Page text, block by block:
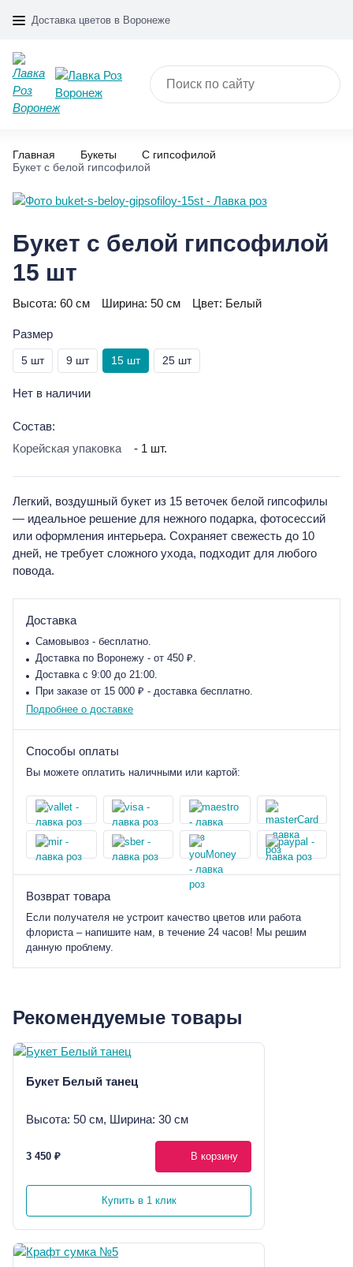
Доставка цветов в Воронеже
Главная Букеты
С гипсофилой
Букет с белой гипсофилой
Букет с белой гипсофилой
15 шт
Высота: 60 см Ширина: 50 см Цвет: Белый
Размер
5 шт 9 шт 15 шт 25 шт
Нет в наличии
Состав:
Корейская упаковка
- 1 шт.
Легкий, воздушный букет из 15 веточек белой гипсофилы
— идеальное решение для нежного подарка, фотосессий
или оформления интерьера. Сохраняет свежесть до 10
дней, не требует сложного ухода, подходит для любого
повода.
Доставка
Самовывоз - бесплатно.
Доставка по Воронежу - от 450 ₽.
Доставка с 9:00 до 21:00.
При заказе от 15 000 ₽ - доставка бесплатно.
Подробнее о доставке
Способы оплаты
Вы можете оплатить наличными или картой:
Возврат товара
Если получателя не устроит качество цветов или работа
флориста – напишите нам, в течение 24 часов! Мы решим
данную проблему.
Рекомендуемые товары
Букет Белый танец
Высота: 50 см, Ширина: 30 см
3 450 ₽ В корзину
Купить в 1 клик